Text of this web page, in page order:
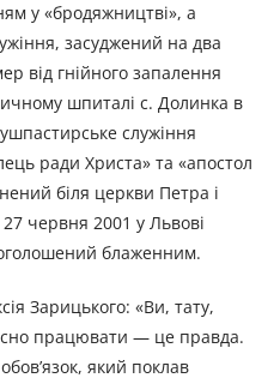
у «бродяжництві», а
засуджений на два
від гнійного запалення
шпиталі с. Долинка в
служіння
ради Христа» та «апостол
біля церкви Петра і
червня 2001 у Львові
блаженним.
Зарицького: «Ви, тату,
працювати — це правда.
який поклав